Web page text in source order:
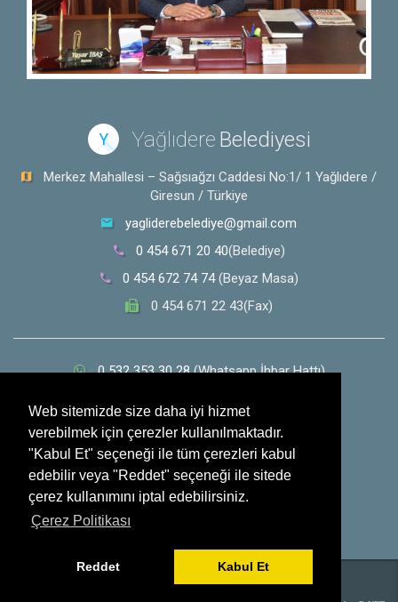
Web sitemizde size daha iyi hizmet
verebilmek için çerezler kullanılmaktadır.
"Kabul Et" seçeneği ile tüm çerezleri kabul
edebilir veya "Reddet" seçeneği ile sitede
çerez kullanımını iptal edebilirsiniz.
Çerez Politikası
Reddet Kabul Et
Y Yağlıdere Belediyesi
Merkez Mahallesi – Sağsıağzı Caddesi No:1/ 1 Yağlıdere /
Giresun / Türkiye
yagliderebelediye@gmail.com
0 454 671 20 40(Belediye)
0 454 672 74 74(Beyaz Masa)
0 454 671 22 43(Fax)
0 532 353 30 28(Whatsapp İhbar Hattı)
Sosyal Medya
Tüm Hakları Saklıdır. Yağlıdere Belediyesi - 2017